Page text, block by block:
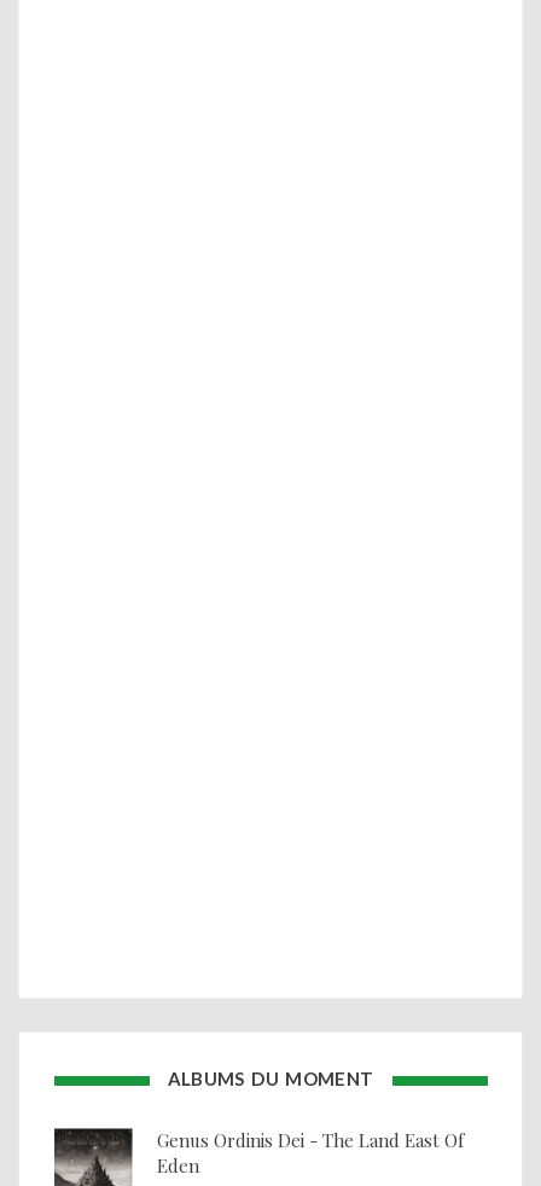
ALBUMS DU MOMENT
Genus Ordinis Dei - The Land East Of
Eden